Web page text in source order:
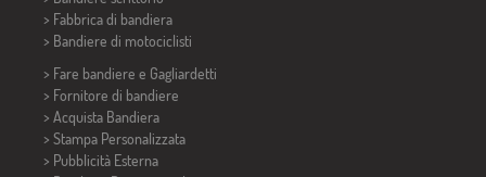
> Fabbrica di bandiera
> Bandiere di motociclisti
> Fare bandiere e Gagliardetti
> Fornitore di bandiere
> Acquista Bandiera
> Stampa Personalizzata
> Pubblicità Esterna